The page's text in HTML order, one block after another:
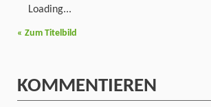
Loading...
« Zum Titelbild
KOMMENTIEREN